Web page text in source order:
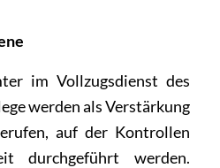
im Vollzugsdienst des
werden als Verstärkung
auf der Kontrollen
durchgeführt werden.